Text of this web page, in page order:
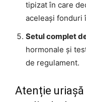
tipizat în care
aceleași fonduri
Setul complet
hormonale și
de regulament.
Atenție